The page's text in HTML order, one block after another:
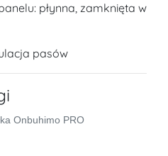
płynna, zamknięta w
pasów
Onbuhimo PRO